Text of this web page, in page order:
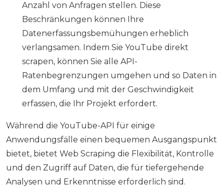
Anzahl von Anfragen stellen. Diese
Beschränkungen können Ihre
Datenerfassungsbemühungen erheblich
verlangsamen. Indem Sie YouTube direkt
scrapen, können Sie alle API-
Ratenbegrenzungen umgehen und so Daten in
dem Umfang und mit der Geschwindigkeit
erfassen, die Ihr Projekt erfordert.
Während die YouTube-API für einige
Anwendungsfälle einen bequemen Ausgangspunkt
bietet, bietet Web Scraping die Flexibilität, Kontrolle
und den Zugriff auf Daten, die für tiefergehende
Analysen und Erkenntnisse erforderlich sind.